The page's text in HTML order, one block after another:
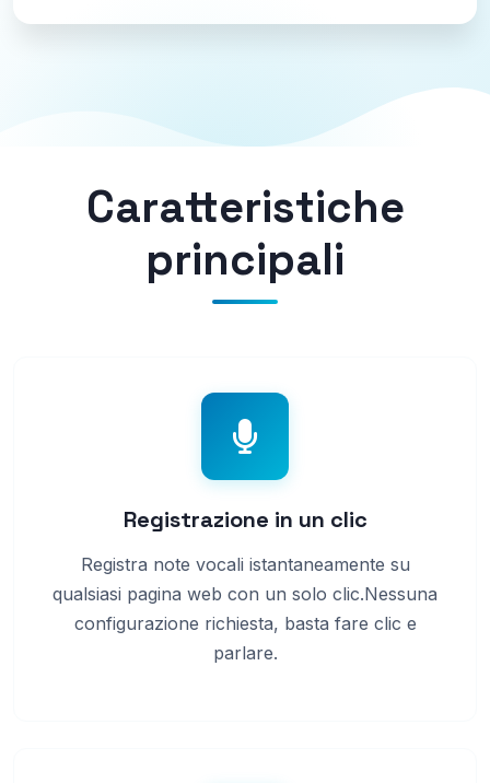
Caratteristiche
principali
Registrazione in un clic
Registra note vocali istantaneamente su
qualsiasi pagina web con un solo clic.Nessuna
configurazione richiesta, basta fare clic e
parlare.